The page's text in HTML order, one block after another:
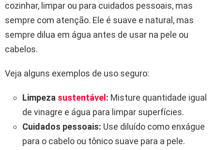
cozinhar, limpar ou para cuidados pessoais, mas
sempre com atenção. Ele é suave e natural, mas
sempre dilua em água antes de usar na pele ou
cabelos.
Veja alguns exemplos de uso seguro:
Limpeza sustentável : Misture quantidade igual
de vinagre e água para limpar superfícies.
Cuidados pessoais: Use diluído como enxágue
para o cabelo ou tônico suave para a pele.